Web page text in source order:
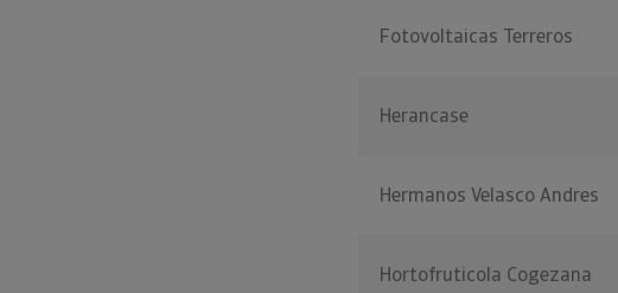
Fotovoltaicas Terreros
Herancase
Hermanos Velasco Andres
Hortofruticola Cogezana